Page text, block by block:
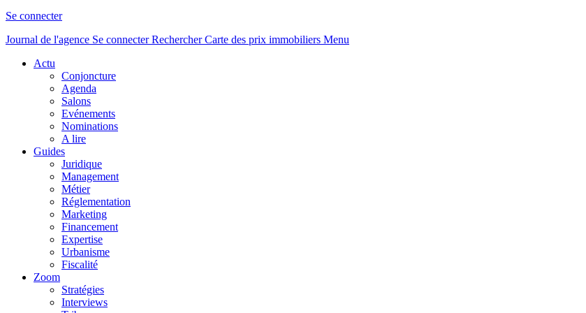
Se connecter
Journal de l'agence Se connecterRechercher Carte des prix immobiliers Menu
Actu
Conjoncture
Agenda
Salons
Evénements
Nominations
A lire
Guides
Juridique
Management
Métier
Réglementation
Marketing
Financement
Expertise
Urbanisme
Fiscalité
Zoom
Stratégies
Interviews